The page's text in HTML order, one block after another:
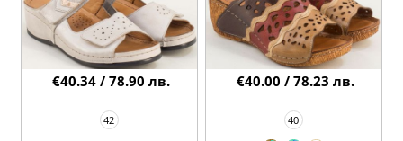
42
€40.34 / 78.90 лв.
40
€40.00 / 78.23 лв.